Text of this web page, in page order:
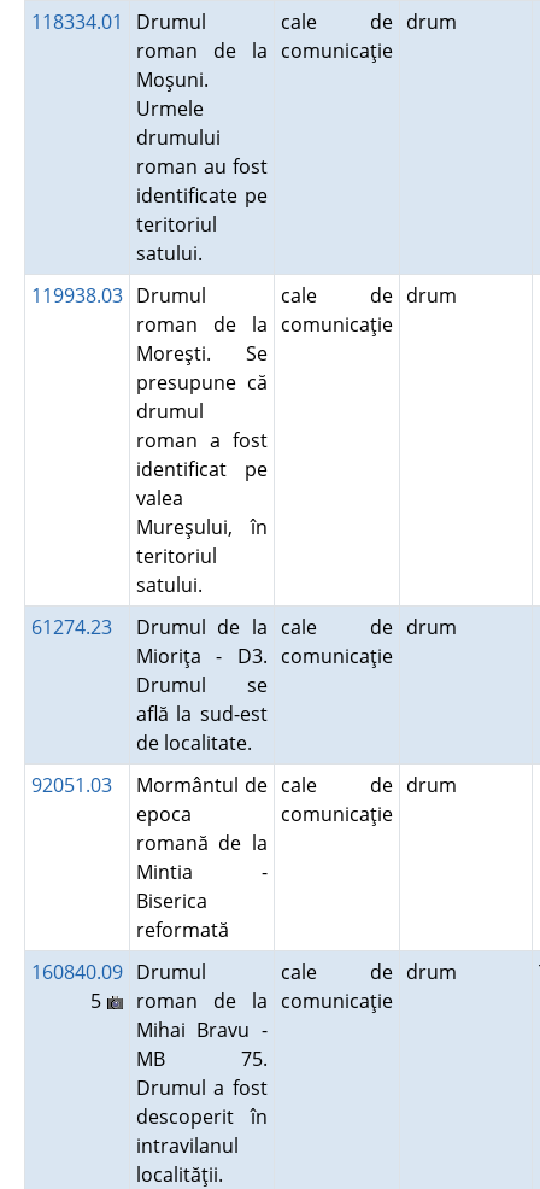
118334.01
Drumul
roman de la
Moşuni.
Urmele
drumului
roman au fost
identificate pe
teritoriul
satului.
cale de
comunicaţie
drum
119938.03 Drumul
roman de la
Moreşti. Se
presupune că
drumul
roman a fost
identificat pe
valea
Mureşului, în
teritoriul
satului.
cale de
comunicaţie
drum
61274.23
Drumul de la
Mioriţa - D3.
Drumul se
află la sud-est
de localitate.
cale de
comunicaţie
drum
92051.03
Mormântul de
epoca
romană de la
Mintia -
Biserica
reformată
cale de
comunicaţie
drum
160840.09
5
Drumul
roman de la
Mihai Bravu -
MB 75.
Drumul a fost
descoperit în
intravilanul
localităţii.
cale de
comunicaţie
drum